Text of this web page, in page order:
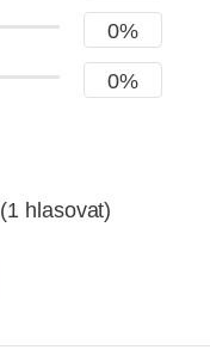
0%
0%
(1 hlasovat)